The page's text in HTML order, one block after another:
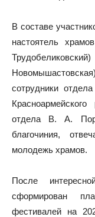
В составе
настоятель
сотрудники
отдела В. А.
благочиния,
молодежь храмов.
После
сформирован
фестивалей на